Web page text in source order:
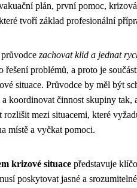
plán, první pomoc,
tvoří základ profesionální
zachovat klid a jednat
řešení problémů, a proto je
situace. Průvodce by měl být
koordinovat činnost skupiny tak,
mezi situacemi, které
místě a vyčkat pomoci.
krizové situace představuje
poskytovat jasné a